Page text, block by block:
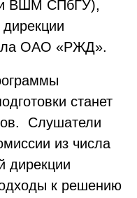
ВШМ СПбГУ),
ОАО «РЖД».
станет
Слушатели
из числа
дирекции
к решению